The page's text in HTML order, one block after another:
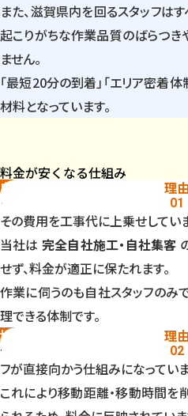
また、滋賀県内を回るスタッフは
起こりがちな作業品質のばらつ
ません。
「最短20分の到着」「エリア密着
材料となっています。
料金が安くなる仕組み
理由
01
自社施工で中間コストを排除
多くの水道修理業者は、広告会社
その費用を工事代に上乗せしてい
当社は 完全自社施工・自社集客
せず、料金が適正に保たれます。
作業に伺うのも自社スタッフのみ
理できる体制です。
理由
02
地域密着で移動コストを最小化
滋賀県内はエリア別に待機スタッ
フが直接向かう仕組みになっていま
これにより移動距離・移動時間を